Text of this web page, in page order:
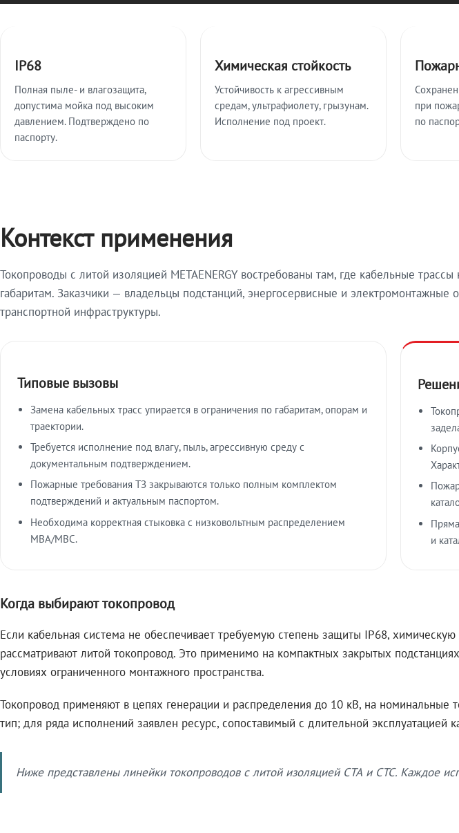
IP68
Полная пыле- и влагозащита,
допустима мойка под высоким
давлением. Подтверждено по
паспорту.
Химическая стойкость
Устойчивость к агрессивным
средам, ультрафиолету, грызунам.
Исполнение под проект.
при
по
Контекст применения
Токопроводы с литой изоляцией METAENERGY востребованы там, где кабельные
габаритам. Заказчики — владельцы подстанций, энергосервисные и электромонтажные
транспортной инфраструктуры.
Типовые вызовы
Замена кабельных трасс упирается в ограничения по габаритам, опорам и
траектории.
Требуется исполнение под влагу, пыль, агрессивную среду с
документальным подтверждением.
Пожарные требования ТЗ закрываются только полным комплектом
подтверждений и актуальным паспортом.
Необходима корректная стыковка с низковольтным распределением
МВА/МВС.
и
Когда выбирают токопровод
Если кабельная система не обеспечивает требуемую степень защиты IP68,
рассматривают литой токопровод. Это применимо на компактных закрытых
условиях ограниченного монтажного пространства.
Токопровод применяют в цепях генерации и распределения до 10 кВ, на
тип; для ряда исполнений заявлен ресурс, сопоставимый с длительной эксплуатацией
Ниже представлены линейки токопроводов с литой изоляцией СТА и СТС. Каждое